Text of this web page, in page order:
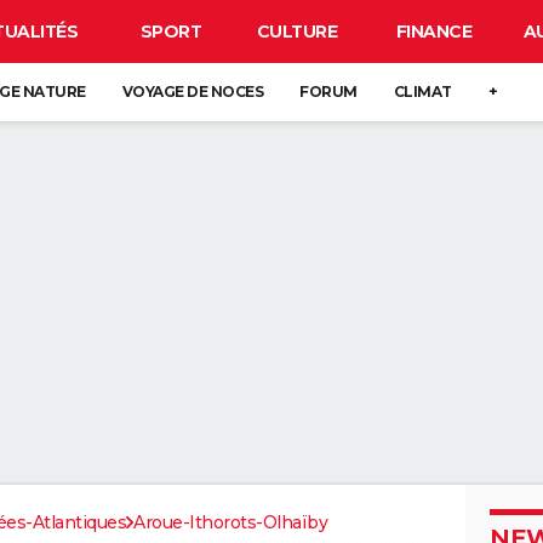
SPORT CULTURE FINANCE
NATURE VOYAGE DE NOCES FORUM CLIMAT +
Atlantiques Aroue-Ithorots-Olhaïby